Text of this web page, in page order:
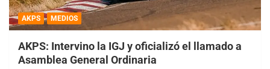
AKPS MEDIOS
AKPS: Intervino la IGJ y oficializó el llamado a
Asamblea General Ordinaria